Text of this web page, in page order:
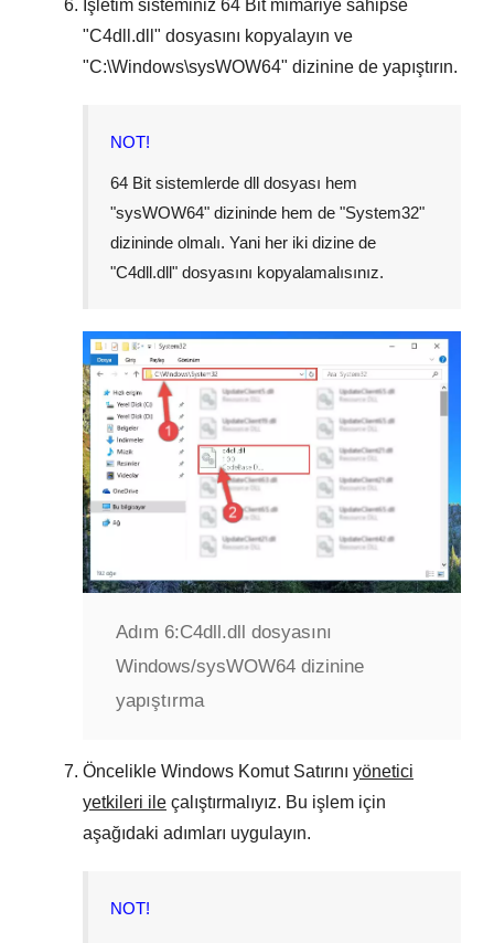
İşletim sisteminiz 64 Bitmimariye sahipse
"C4dll.dll " dosyasını kopyalayın ve
"C:\Windows\sysWOW64" dizinine de yapıştırın.
NOT!
64 Bit sistemlerde dll dosyası hem
"sysWOW64" dizininde hem de "System32"
dizininde olmalı. Yani her iki dizine de
"C4dll.dll" dosyasını kopyalamalısınız.
Adım 6:C4dll.dll dosyasını
Windows/sysWOW64 dizinine
yapıştırma
Öncelikle Windows Komut Satırını yönetici
yetkileri ile çalıştırmalıyız. Bu işlem için
aşağıdaki adımları uygulayın.
NOT!